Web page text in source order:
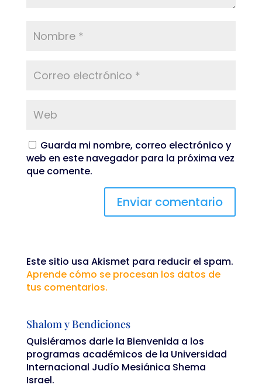
Guarda mi nombre, correo electrónico y
web en este navegador para la próxima vez
que comente.
Este sitio usa Akismet para reducir el spam.
Aprende cómo se procesan los datos de
tus comentarios.
Shalom y Bendiciones
Quisiéramos darle la Bienvenida a los
programas académicos de la Universidad
Internacional Judío Mesiánica Shema
Israel.